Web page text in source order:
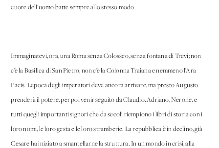
cuore dell’uomo batte sempre allo stesso modo.
Immaginatevi, ora, una Roma senza Colosseo, senza fontana di Trevi; non
c’è la Basilica di San Pietro, non c’è la Colonna Traiana e nemmeno l’Ara
Pacis. L’epoca degli imperatori deve ancora arrivare, ma presto Augusto
prenderà il potere, per poi venir seguito da Claudio, Adriano, Nerone, e
tutti quegli importanti signori che da secoli riempiono i libri di storia con i
loro nomi, le loro gesta e le loro stramberie. La repubblica è in declino, già
Cesare ha iniziato a smantellarne la struttura. In un mondo in crisi, alla